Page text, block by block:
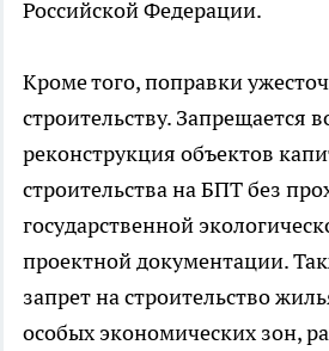
Российской Федерации.
Кроме того, поправки
строительству. Запрещается
реконструкция объектов
строительства на БПТ без
государственной
проектной документации.
запрет на строительство
особых экономических зон,